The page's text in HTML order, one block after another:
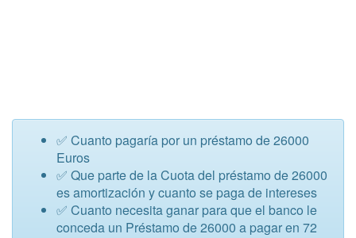
✅ Cuanto pagaría por un préstamo de 26000
Euros
✅ Que parte de la Cuota del préstamo de 26000
es amortización y cuanto se paga de intereses
✅ Cuanto necesita ganar para que el banco le
conceda un Préstamo de 26000 a pagar en 72